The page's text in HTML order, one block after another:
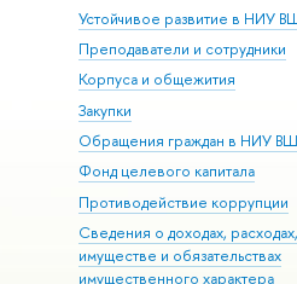
Устойчивое развитие в НИУ
Преподаватели и сотрудники
Корпуса и общежития
Закупки
Обращения граждан в НИУ
Фонд целевого капитала
Противодействие коррупции
Сведения о доходах,
имуществе и обязательствах
имущественного характера